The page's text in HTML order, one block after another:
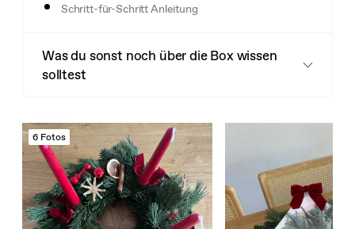
Schritt-für-Schritt Anleitung
Was du sonst noch über die Box wissen
solltest
6 Fotos